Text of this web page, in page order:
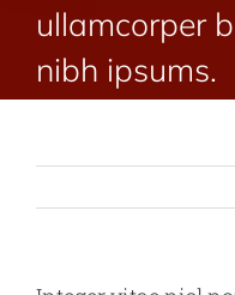
ullamcorper
nibh ipsums.